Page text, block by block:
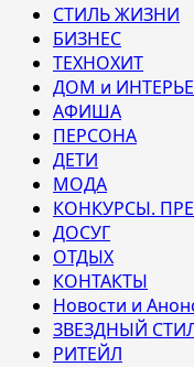
СТИЛЬ ЖИЗНИ
БИЗНЕС
ТЕХНОХИТ
ДОМ и
АФИША
ПЕРСОНА
ДЕТИ
МОДА
КОНКУРСЫ.
ДОСУГ
ОТДЫХ
КОНТАКТЫ
Новости и
ЗВЕЗДНЫЙ
РИТЕЙЛ